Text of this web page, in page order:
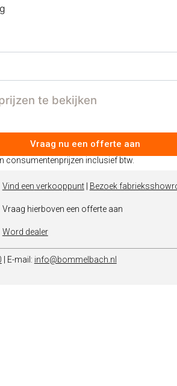
te bekijken
Vraag nu een offerte aan
consumentenprijzen inclusief btw.
Vind een verkooppunt Bezoek
| Vraag hierboven een offerte aan
Word dealer
| E-mail: info@bommelbach.nl